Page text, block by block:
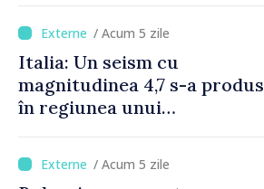
/ Acum 5 zile
Italia: Un seism cu
magnitudinea 4,7 s-a produs
în regiunea unui
de Napoli
/ Acum 5 zile